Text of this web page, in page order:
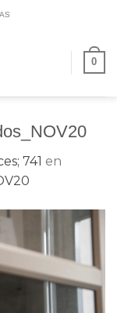
0
741 en